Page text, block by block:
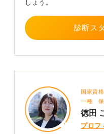
ていただけたのでしょう
良いでしょう。
私自身も実際に聞かれた
入社後の頑張りにもつな
2
しょう。
診断ス
国家資
一種 保
徳田
プロフ